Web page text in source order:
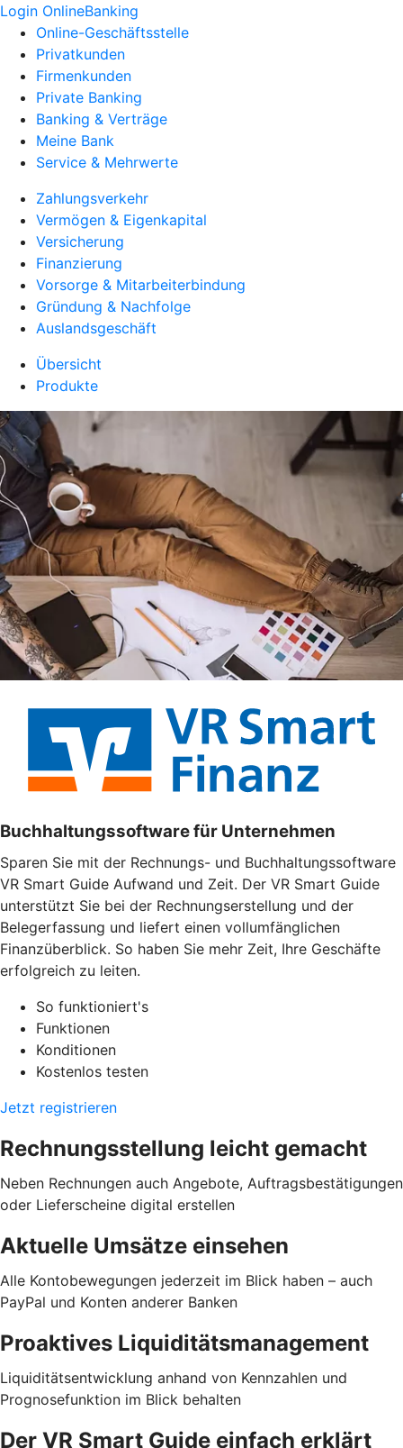
Login OnlineBanking
Online-Geschäftsstelle
Privatkunden
Firmenkunden
Private Banking
Banking & Verträge
Meine Bank
Service & Mehrwerte
Zahlungsverkehr
Vermögen & Eigenkapital
Versicherung
Finanzierung
Vorsorge & Mitarbeiterbindung
Gründung & Nachfolge
Auslandsgeschäft
Übersicht
Produkte
Buchhaltungssoftware für Unternehmen
Sparen Sie mit der Rechnungs- und Buchhaltungssoftware
VR Smart Guide Aufwand und Zeit. Der VR Smart Guide
unterstützt Sie bei der Rechnungserstellung und der
Belegerfassung und liefert einen vollumfänglichen
Finanzüberblick. So haben Sie mehr Zeit, Ihre Geschäfte
erfolgreich zu leiten.
So funktioniert's
Funktionen
Konditionen
Kostenlos testen
Jetzt registrieren
Rechnungsstellung leicht gemacht
Neben Rechnungen auch Angebote, Auftragsbestätigungen
oder Lieferscheine digital erstellen
Aktuelle Umsätze einsehen
Alle Kontobewegungen jederzeit im Blick haben – auch
PayPal und Konten anderer Banken
Proaktives Liquiditätsmanagement
Liquiditätsentwicklung anhand von Kennzahlen und
Prognosefunktion im Blick behalten
Der VR Smart Guide einfach erklärt